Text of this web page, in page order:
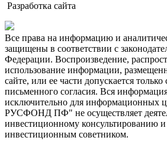
Разработка сайта
Все права на информацию и
защищены в соответствии с
Федерации. Воспроизведение,
использование информации,
сайте, или ее части допускается
письменного согласия. Вся
исключительно для
РУСФОНД ПФ" не осуществляет
инвестиционному консультированию и
инвестиционным советником.